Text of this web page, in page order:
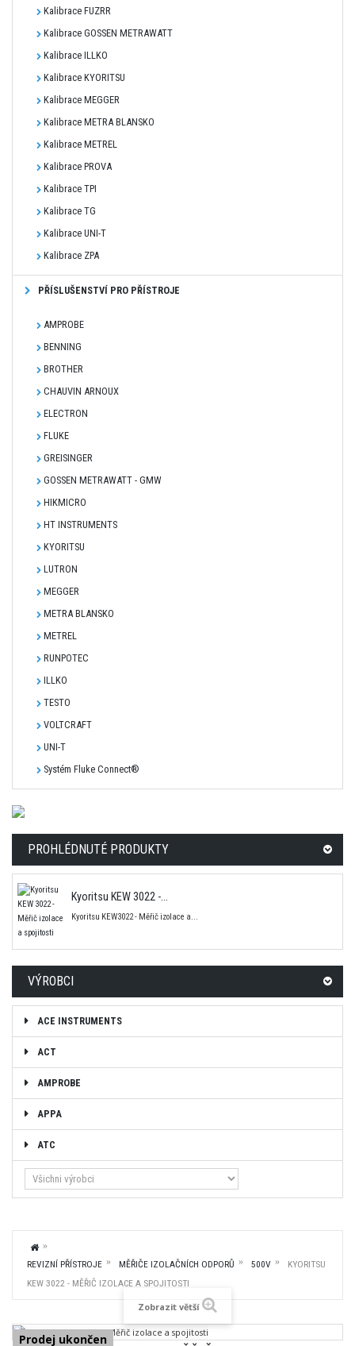
Kalibrace FUZRR
Kalibrace GOSSEN METRAWATT
Kalibrace ILLKO
Kalibrace KYORITSU
Kalibrace MEGGER
Kalibrace METRA BLANSKO
Kalibrace METREL
Kalibrace PROVA
Kalibrace TPI
Kalibrace TG
Kalibrace UNI-T
Kalibrace ZPA
PŘÍSLUŠENSTVÍ PRO PŘÍSTROJE
AMPROBE
BENNING
BROTHER
CHAUVIN ARNOUX
ELECTRON
FLUKE
GREISINGER
GOSSEN METRAWATT - GMW
HIKMICRO
HT INSTRUMENTS
KYORITSU
LUTRON
MEGGER
METRA BLANSKO
METREL
RUNPOTEC
ILLKO
TESTO
VOLTCRAFT
UNI-T
Systém Fluke Connect®
PROHLÉDNUTÉ PRODUKTY
Kyoritsu KEW 3022 -...
Kyoritsu KEW3022 - Měřič izolace a...
VÝROBCI
ACE INSTRUMENTS
ACT
AMPROBE
APPA
ATC
REVIZNÍ PŘÍSTROJE MĚŘIČE IZOLAČNÍCH ODPORŮ 500V
KYORITSU
KEW 3022 - MĚŘIČ IZOLACE A SPOJITOSTI
Prodej ukončen
Zobrazit větší